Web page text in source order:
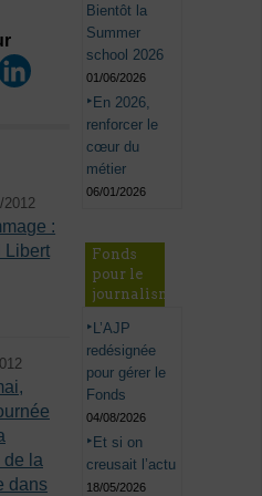
2012
:
Libert
de la
dans
Bientôt la
Summer
school 2026
01/06/2026
En 2026,
renforcer le
cœur du
métier
06/01/2026
Fonds
pour le
journalisme
L’AJP
redésignée
pour gérer le
Fonds
04/08/2026
Et si on
creusait l’actu
18/05/2026